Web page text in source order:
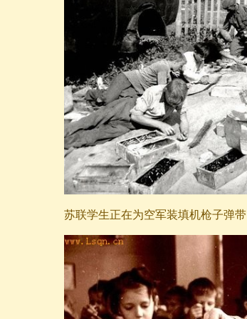
苏联学生正在为空军装填机枪子弹带